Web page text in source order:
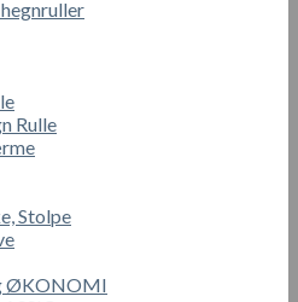
Rulle
Stolpe
ØKONOMI